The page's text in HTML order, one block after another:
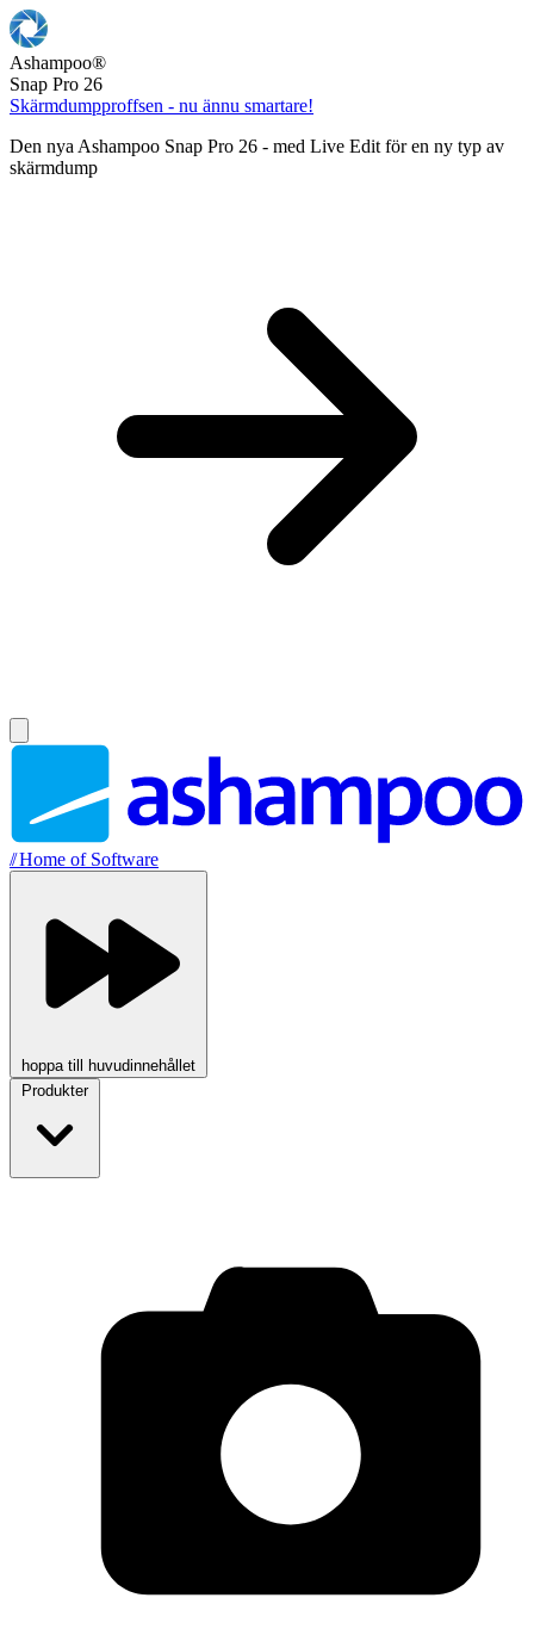
Ashampoo®
Snap Pro 26
Skärmdumpproffsen - nu ännu smartare!
Den nya Ashampoo Snap Pro 26 - med Live Edit för en ny typ av
skärmdump
//Home of Software
hoppa till huvudinnehållet
Produkter